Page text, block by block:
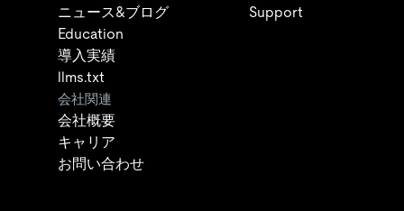
ニュース&ブログ
Education
導入実績
llms.txt
Support
会社関連
会社概要
キャリア
お問い合わせ